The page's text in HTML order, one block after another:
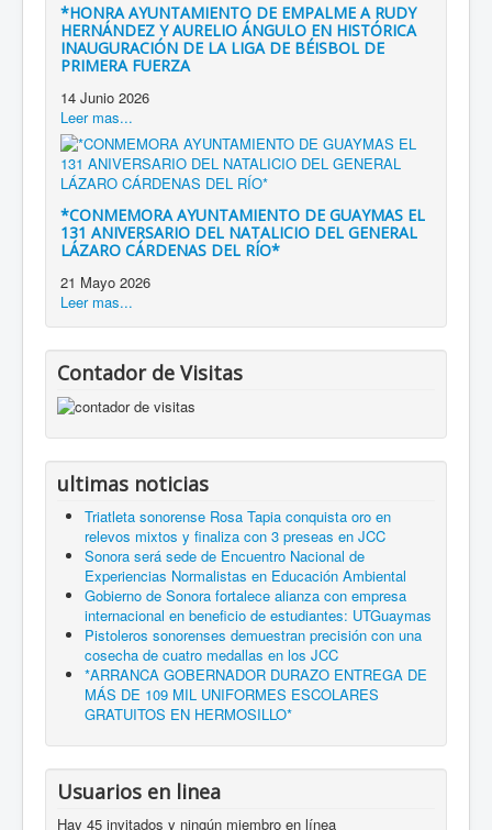
*HONRA AYUNTAMIENTO DE EMPALME A RUDY
HERNÁNDEZ Y AURELIO ÁNGULO EN HISTÓRICA
INAUGURACIÓN DE LA LIGA DE BÉISBOL DE
PRIMERA FUERZA
14 Junio 2026
Leer mas...
*CONMEMORA AYUNTAMIENTO DE GUAYMAS EL
131 ANIVERSARIO DEL NATALICIO DEL GENERAL
LÁZARO CÁRDENAS DEL RÍO*
21 Mayo 2026
Leer mas...
Contador de Visitas
ultimas noticias
Triatleta sonorense Rosa Tapia conquista oro en
relevos mixtos y finaliza con 3 preseas en JCC
Sonora será sede de Encuentro Nacional de
Experiencias Normalistas en Educación Ambiental
Gobierno de Sonora fortalece alianza con empresa
internacional en beneficio de estudiantes: UTGuaymas
Pistoleros sonorenses demuestran precisión con una
cosecha de cuatro medallas en los JCC
*ARRANCA GOBERNADOR DURAZO ENTREGA DE
MÁS DE 109 MIL UNIFORMES ESCOLARES
GRATUITOS EN HERMOSILLO*
Usuarios en linea
Hay 45 invitados y ningún miembro en línea